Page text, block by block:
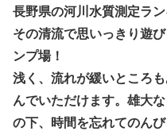
長野県の河川水質測定ラ
その清流で思いっきり遊
ンプ場！
浅く、流れが緩いところ
んでいただけます。雄大
の下、時間を忘れてのん